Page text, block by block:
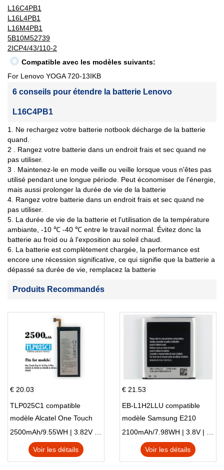
L16C4PB1
L16L4PB1
L16M4PB1
5B10M52739
2ICP4/43/110-2
Compatible avec les modèles suivants:
For Lenovo YOGA 720-13IKB
6 conseils pour étendre la batterie Lenovo
L16C4PB1
1. Ne rechargez votre batterie notbook décharge de la batterie
quand.
2 . Rangez votre batterie dans un endroit frais et sec quand ne
pas utiliser.
3 . Maintenez-le en mode veille ou veille lorsque vous n'êtes pas
utilisé pendant une longue période. Peut économiser de l'énergie,
mais aussi prolonger la durée de vie de la batterie
4. Rangez votre batterie dans un endroit frais et sec quand ne
pas utiliser.
5. La durée de vie de la batterie et l'utilisation de la température
ambiante, -10 ℃ -40 ℃ entre le travail normal. Évitez donc la
batterie au froid ou à l'exposition au soleil chaud.
6. La batterie est complètement chargée, la performance est
encore une récession significative, ce qui signifie que la batterie a
dépassé sa durée de vie, remplacez la batterie
Produits Recommandés
€ 20.03
TLP025C1 compatible
modèle Alcatel One Touch
Pop 4 Plus OT-5056D
2500mAh/9.55WH | 3.82V | Li-ion ...
Voir les détails
€ 21.53
EB-L1H2LLU compatible
modèle Samsung E210
E210K i939
2100mAh/7.98WH | 3.8V | Li-ion ...
Voir les détails